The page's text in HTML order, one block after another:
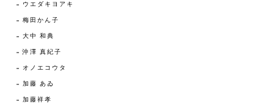
ウエダキヨアキ
梅田かん子
大中 和典
沖澤 真紀子
オノエコウタ
加藤 あゐ
加藤祥孝